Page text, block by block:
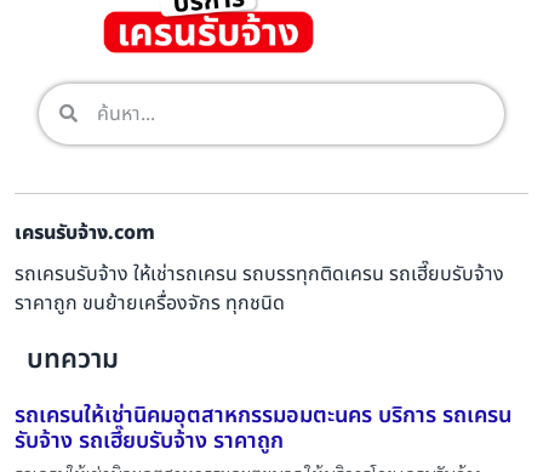
เครนรับจ้าง.com
รถเครนรับจ้าง ให้เช่ารถเครน รถบรรทุกติดเครน รถเฮี๊ยบรับจ้าง
ราคาถูก ขนย้ายเครื่องจักร ทุกชนิด
บทความ
รถเครนให้เช่านิคมอุตสาหกรรมอมตะนคร บริการ รถเครน
รับจ้าง รถเฮี๊ยบรับจ้าง ราคาถูก